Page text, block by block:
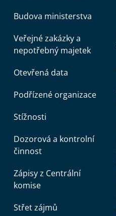
Budova ministerstva
Veřejné zakázky a
nepotřebný majetek
Otevřená data
Podřízené organizace
Stížnosti
Dozorová a kontrolní
činnost
Zápisy z Centrální
komise
Střet zájmů